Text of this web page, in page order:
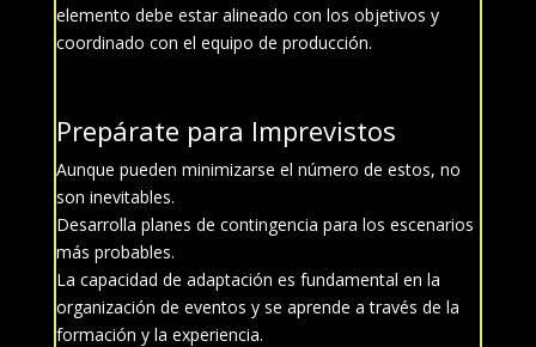
elemento debe estar alineado con los objetivos y
coordinado con el equipo de producción.
Prepárate para Imprevistos
Aunque pueden minimizarse el número de estos, no
son inevitables.
Desarrolla planes de contingencia para los escenarios
más probables.
La capacidad de adaptación es fundamental en la
organización de eventos y se aprende a través de la
formación y la experiencia.